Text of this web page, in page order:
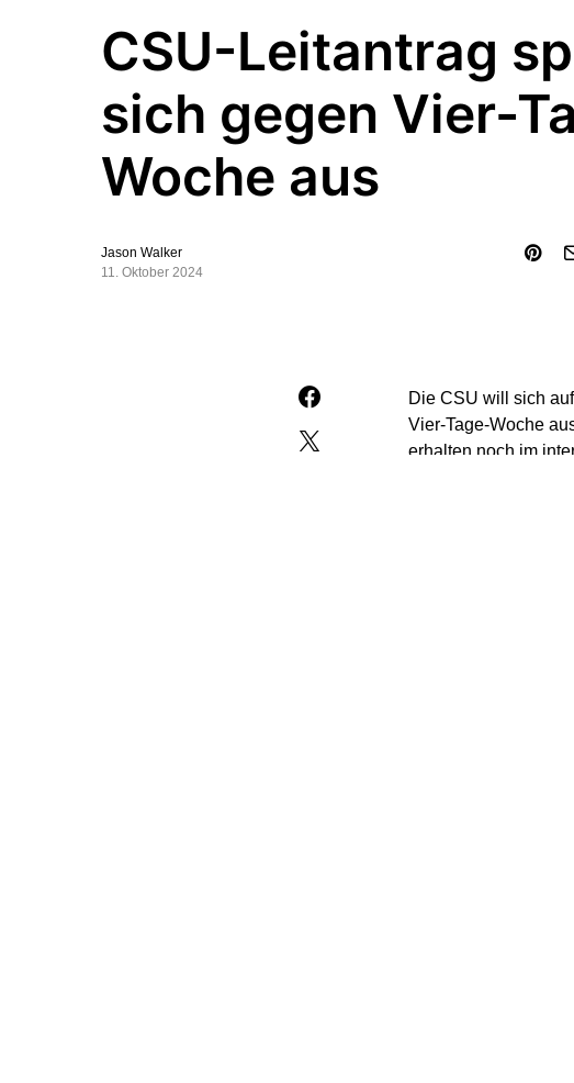
CSU-Leitantrag
sich gegen Vier-
Woche aus
Jason Walker
11. Oktober 2024
Die CSU will sich
Vier-Tage-Woche
erhalten noch im